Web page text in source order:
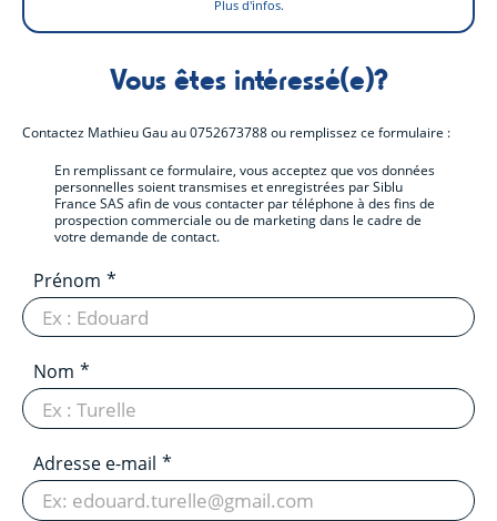
Plus d'infos.
Vous êtes intéressé(e)?
Contactez Mathieu Gauau0752673788ou remplissez ce formulaire :
En remplissant ce formulaire, vous acceptez que vos données
personnelles soient transmises et enregistrées par Siblu
France SAS afin de vous contacter par téléphone à des fins de
prospection commerciale ou de marketing dans le cadre de
votre demande de contact.
Prénom
Nom
Adresse e-mail